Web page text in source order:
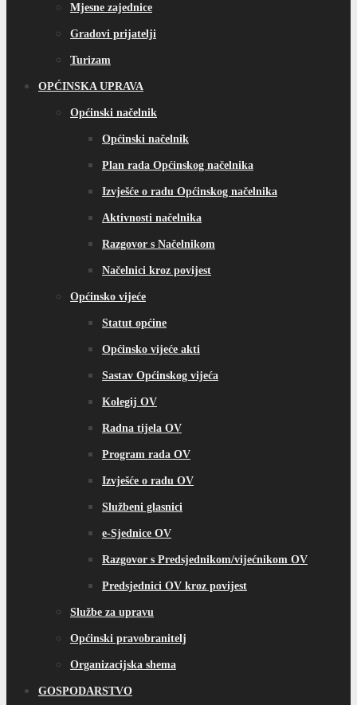
Mjesne zajednice
Gradovi prijatelji
Turizam
OPĆINSKA UPRAVA
Općinski načelnik
Općinski načelnik
Plan rada Općinskog načelnika
Izvješće o radu Općinskog načelnika
Aktivnosti načelnika
Razgovor s Načelnikom
Načelnici kroz povijest
Općinsko vijeće
Statut općine
Općinsko vijeće akti
Sastav Općinskog vijeća
Kolegij OV
Radna tijela OV
Program rada OV
Izvješće o radu OV
Službeni glasnici
e-Sjednice OV
Razgovor s Predsjednikom/vijećnikom OV
Predsjednici OV kroz povijest
Službe za upravu
Općinski pravobranitelj
Organizacijska shema
GOSPODARSTVO